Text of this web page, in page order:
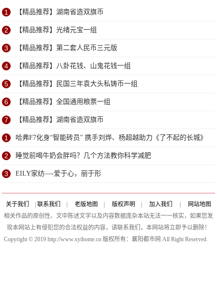
1 【精品推荐】湖南省造双旗币
2 【精品推荐】光绪元宝一组
3 【精品推荐】第二套人民币三元版
4 【精品推荐】八卦花钱、山鬼花钱一组
5 【精品推荐】民国三年袁大头私铸币一组
6 【精品推荐】全国通用粮票一组
7 【精品推荐】湖南省造双旗币
1 哈弗F7化身“智能砖员” 携手刘烨、杨超越助力《了不起的长城》
开播
2 睡觉前喝牛奶会胖吗？几个方法教你科学减肥
3 EILY家纺—-爱于心，丽于形
关于我们 联系我们 老版地图 版权声明 加入我们
网站地图
相关作品的原创性、文中陈述文字以及内容数据庞杂本站无法一一核实，如果您发
现本网站上有侵犯您的合法权益的内容，请联系我们，本网站将立即予以删除！
Copyright © 2019 http://www.xyihome.cn 版权所有：襄阳都市网 All Right Reserved.